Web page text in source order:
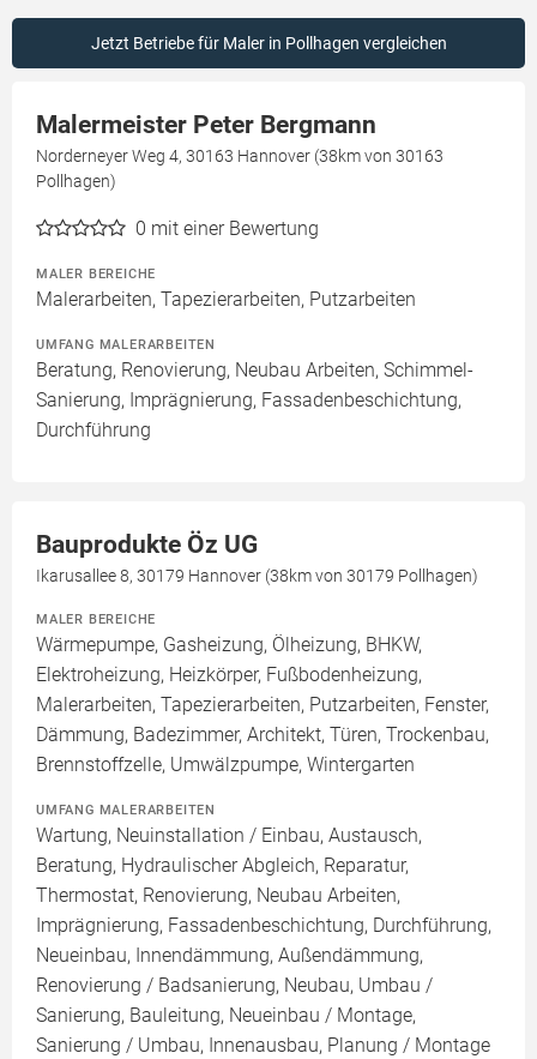
Jetzt Betriebe für Maler in Pollhagen vergleichen
Malermeister Peter Bergmann
Norderneyer Weg 4, 30163 Hannover (38km von 30163
Pollhagen)
0 mit einer Bewertung
MALER BEREICHE
Malerarbeiten, Tapezierarbeiten, Putzarbeiten
UMFANG MALERARBEITEN
Beratung, Renovierung, Neubau Arbeiten, Schimmel-
Sanierung, Imprägnierung, Fassadenbeschichtung,
Durchführung
Bauprodukte Öz UG
Ikarusallee 8, 30179 Hannover (38km von 30179 Pollhagen)
MALER BEREICHE
Wärmepumpe, Gasheizung, Ölheizung, BHKW,
Elektroheizung, Heizkörper, Fußbodenheizung,
Malerarbeiten, Tapezierarbeiten, Putzarbeiten, Fenster,
Dämmung, Badezimmer, Architekt, Türen, Trockenbau,
Brennstoffzelle, Umwälzpumpe, Wintergarten
UMFANG MALERARBEITEN
Wartung, Neuinstallation / Einbau, Austausch,
Beratung, Hydraulischer Abgleich, Reparatur,
Thermostat, Renovierung, Neubau Arbeiten,
Imprägnierung, Fassadenbeschichtung, Durchführung,
Neueinbau, Innendämmung, Außendämmung,
Renovierung / Badsanierung, Neubau, Umbau /
Sanierung, Bauleitung, Neueinbau / Montage,
Sanierung / Umbau, Innenausbau, Planung / Montage